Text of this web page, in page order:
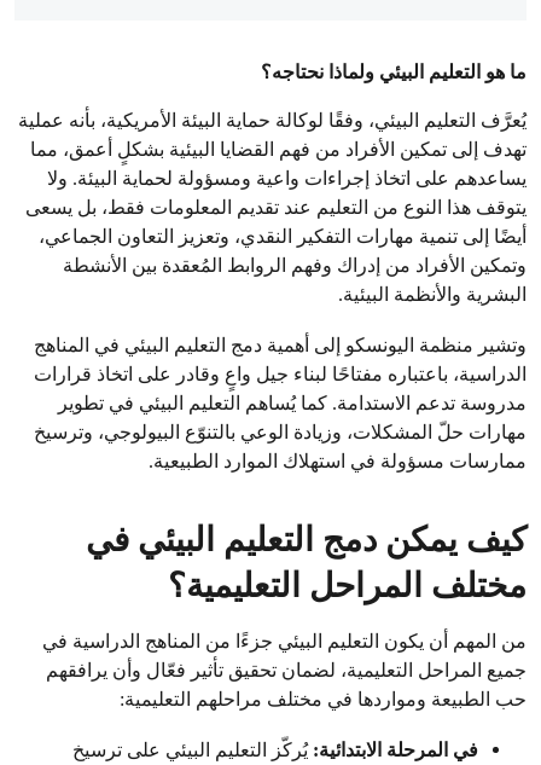
ما هو التعليم البيئي ولماذا نحتاجه؟
يُعرَّف التعليم البيئي، وفقًا لوكالة حماية البيئة الأمريكية، بأنه عملية
تهدف إلى تمكين الأفراد من فهم القضايا البيئية بشكلٍ أعمق، مما
يساعدهم على اتخاذ إجراءات واعية ومسؤولة لحماية البيئة. ولا
يتوقف هذا النوع من التعليم عند تقديم المعلومات فقط، بل يسعى
أيضًا إلى تنمية مهارات التفكير النقدي، وتعزيز التعاون الجماعي،
وتمكين الأفراد من إدراك وفهم الروابط المُعقدة بين الأنشطة
البشرية والأنظمة البيئية.
وتشير منظمة اليونسكو إلى أهمية دمج التعليم البيئي في المناهج
الدراسية، باعتباره مفتاحًا لبناء جيل واعٍ وقادر على اتخاذ قرارات
مدروسة تدعم الاستدامة. كما يُساهم التعليم البيئي في تطوير
مهارات حلّ المشكلات، وزيادة الوعي بالتنوّع البيولوجي، وترسيخ
ممارسات مسؤولة في استهلاك الموارد الطبيعية.
كيف يمكن دمج التعليم البيئي في
مختلف المراحل التعليمية؟
من المهم أن يكون التعليم البيئي جزءًا من المناهج الدراسية في
جميع المراحل التعليمية، لضمان تحقيق تأثير فعّال وأن يرافقهم
حب الطبيعة ومواردها في مختلف مراحلهم التعليمية:
في المرحلة الابتدائية:يُركّز التعليم البيئي على ترسيخ